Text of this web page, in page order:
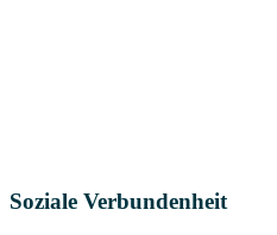
Soziale Verbundenheit